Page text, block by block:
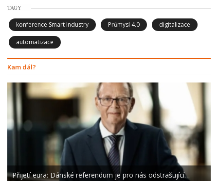
TAGY
konference Smart Industry Průmysl 4.0 digitalizace
automatizace
Kam dál?
Přijetí eura: Dánské referendum je pro nás odstrašující…